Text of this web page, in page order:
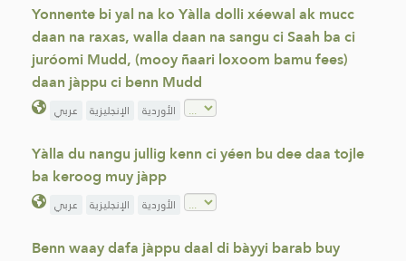
Yonnente bi yal na ko Yàlla dolli xéewal ak mucc
daan na raxas, walla daan na sangu ci Saah ba ci
juróomi Mudd, (mooy ñaari loxoom bamu fees)
daan jàppu ci benn Mudd
عربي الإنجليزية الأوردية
Yàlla du nangu jullig kenn ci yéen bu dee daa tojle
ba keroog muy jàpp
عربي الإنجليزية الأوردية
Benn waay dafa jàppu daal di bàyyi barab buy